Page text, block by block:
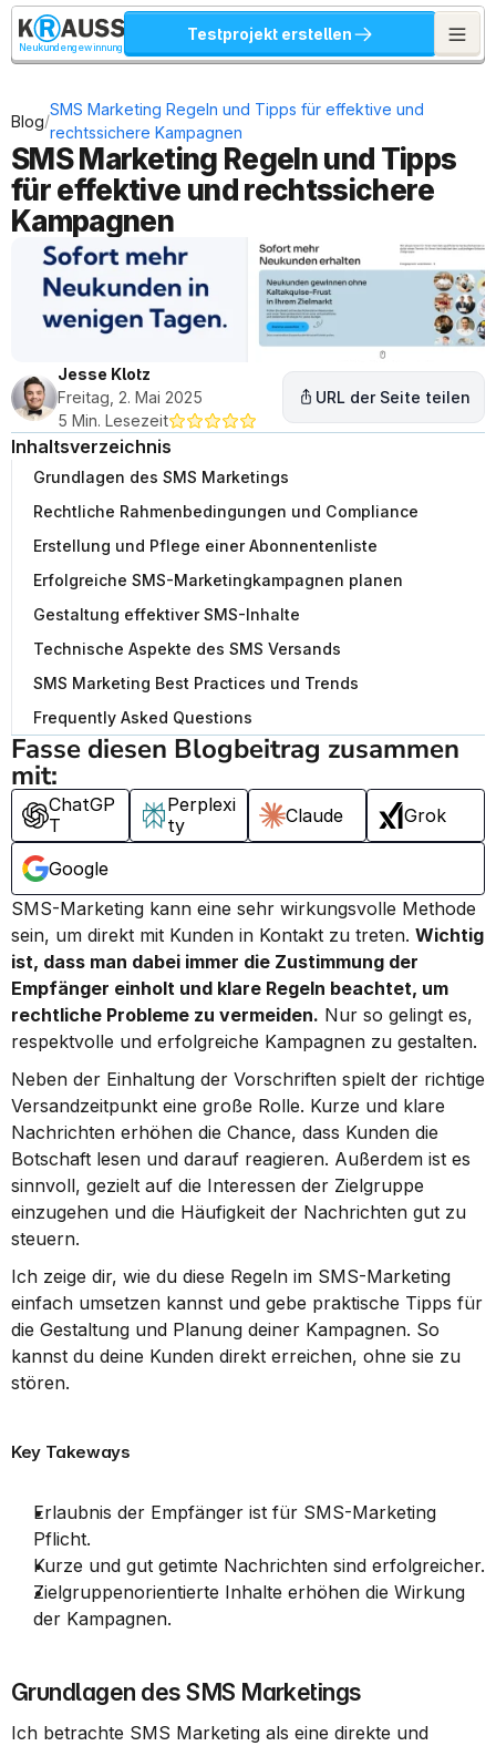
Neukundengewinnung
Testprojekt erstellen
Blog/
SMS Marketing Regeln und Tipps für effektive und
rechtssichere Kampagnen
SMS Marketing Regeln und Tipps
für effektive und rechtssichere
Kampagnen
Jesse Klotz
Freitag, 2. Mai 2025
5 Min. Lesezeit
URL der Seite teilen
Inhaltsverzeichnis
Grundlagen des SMS Marketings
Rechtliche Rahmenbedingungen und Compliance
Erstellung und Pflege einer Abonnentenliste
Erfolgreiche SMS-Marketingkampagnen planen
Gestaltung effektiver SMS-Inhalte
Technische Aspekte des SMS Versands
SMS Marketing Best Practices und Trends
Frequently Asked Questions
Fasse diesen Blogbeitrag zusammen
mit:
ChatGP
T
Perplexi
ty
Claude Grok
Google
SMS-Marketing kann eine sehr wirkungsvolle Methode
sein, um direkt mit Kunden in Kontakt zu treten. Wichtig
ist, dass man dabei immer die Zustimmung der
Empfänger einholt und klare Regeln beachtet, um
rechtliche Probleme zu vermeiden. Nur so gelingt es,
respektvolle und erfolgreiche Kampagnen zu gestalten.
Neben der Einhaltung der Vorschriften spielt der richtige
Versandzeitpunkt eine große Rolle. Kurze und klare
Nachrichten erhöhen die Chance, dass Kunden die
Botschaft lesen und darauf reagieren. Außerdem ist es
sinnvoll, gezielt auf die Interessen der Zielgruppe
einzugehen und die Häufigkeit der Nachrichten gut zu
steuern.
Ich zeige dir, wie du diese Regeln im SMS-Marketing
einfach umsetzen kannst und gebe praktische Tipps für
die Gestaltung und Planung deiner Kampagnen. So
kannst du deine Kunden direkt erreichen, ohne sie zu
stören.
Key Takeways
Erlaubnis der Empfänger ist für SMS-Marketing
Pflicht.
Kurze und gut getimte Nachrichten sind erfolgreicher.
Zielgruppenorientierte Inhalte erhöhen die Wirkung
der Kampagnen.
Grundlagen des SMS Marketings
Ich betrachte SMS Marketing als eine direkte und